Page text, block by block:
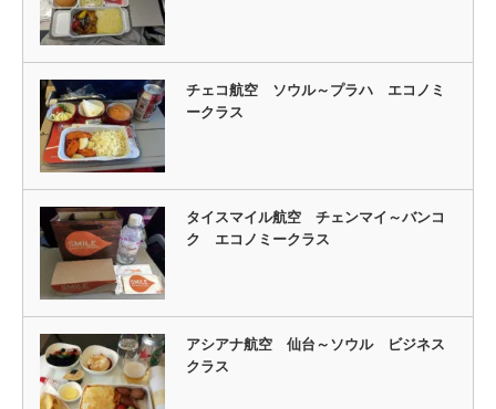
チェコ航空 ソウル～プラハ エコノミ
ークラス
タイスマイル航空 チェンマイ～バンコ
ク エコノミークラス
アシアナ航空 仙台～ソウル ビジネス
クラス